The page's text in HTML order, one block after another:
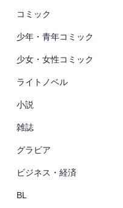
コミック
少年・青年コミック
少女・女性コミック
ライトノベル
小説
雑誌
グラビア
ビジネス・経済
BL